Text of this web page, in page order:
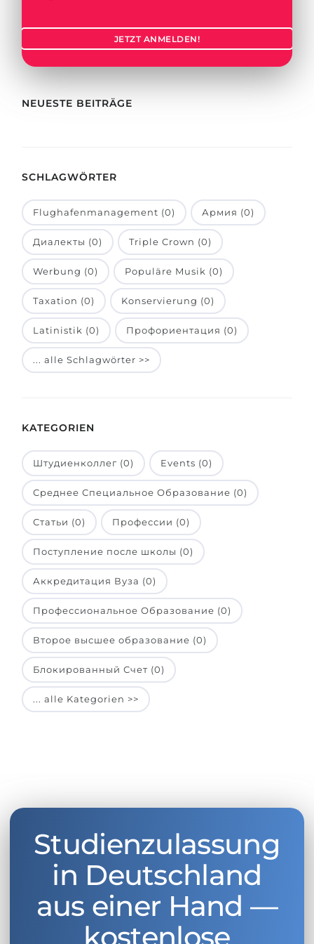
BERUFE
Beispiel-Stellenangebote
Holland-Test
Interessenkarte-Test
RIASEC-Test
Erfolgzu
100%
Unsere Studierenden werden
BERATUNG!
BEWERBEN FÜR FACHRICHTUNG …
Medizin
Physik
BEWERBEN AUS …
Russland
Ukraine
Kasachstan
Aserbaidschan
Armenien
Belarus
Anderes Land
JETZT ANMELDEN!
NEUESTE BEITRÄGE
SCHLAGWÖRTER
Flughafenmanagement (0) Армия (0)
Диалекты (0) Triple Crown (0)
Werbung (0) Populäre Musik (0)
Taxation (0) Konservierung (0)
Latinistik (0) Профориентация (0)
... alle Schlagwörter >>
KATEGORIEN
Штудиенколлег (0) Events (0)
Среднее Специальное Образование (0)
Статьи (0) Профессии (0)
Поступление после школы (0)
Аккредитация Вуза (0)
Профессиональное Образование (0)
Второе высшее образование (0)
Блокированный Счет (0)
... alle Kategorien >>
Studienzulassung
in Deutschland
aus einer Hand —
kostenlose